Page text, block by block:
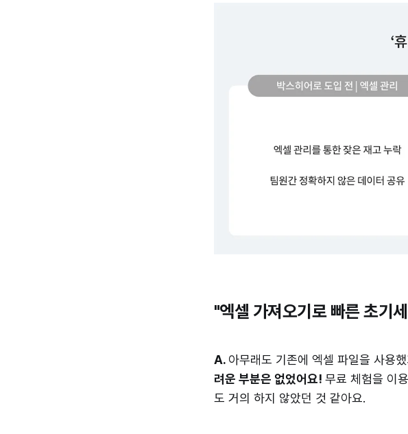
"엑셀 가져오기로 빠른 초기
A. 아무래도 기존에 엑셀 파일을 사용했
려운 부분은 없었어요! 무료 체험을 이
도 거의 하지 않았던 것 같아요.